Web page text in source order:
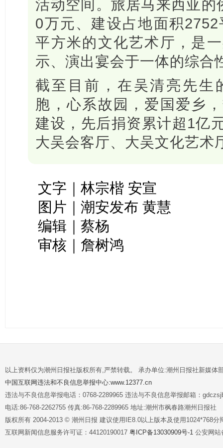
活动空间。旅居马来西亚
0万元、建设占地面积
平方米的文化艺术厅，是
示、演出宴会于一体的综合
截至目前，在吴清亮先生
胞，心系故园，爱国爱乡
建设，先后捐资累计超1亿
大吴会客厅、大吴文化艺术
文字｜林宗楷 安宣
图片｜潮安发布 黄慧
编辑｜蔡杨
审核｜詹树鸿
以上资料仅为潮州日报社版权所有,严禁转载。 承办单位:潮州日报社新媒体
中国互联网违法和不良信息举报中心:www.12377.cn
违法与不良信息举报电话：0768-2289965 违法与不良信息举报邮箱：
电话:86-768-2262755 传真:86-768-2289965 地址:潮州市枫春路潮州日报社
版权所有 2004-2013 © 潮州日报 建议使用IE8.0以上版本及使用1024*768分
互联网新闻信息服务许可证：44120190017 粤ICP备13030909号-1 公安网站